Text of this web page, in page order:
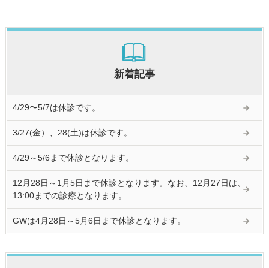
新着記事
4/29〜5/7は休診です。
3/27(金）、28(土)は休診です。
4/29～5/6まで休診となります。
12月28日～1月5日まで休診となります。なお、12月27日は、
13:00までの診療となります。
GWは4月28日～5月6日まで休診となります。